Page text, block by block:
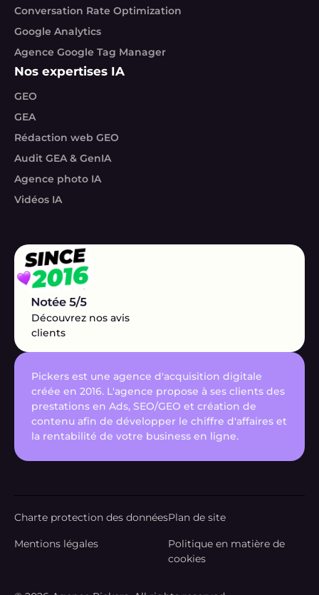
Conversation Rate Optimization
Google Analytics
Agence Google Tag Manager
Nos expertises IA
GEO
GEA
Rédaction web GEO
Audit GEA & GenIA
Agence photo IA
Vidéos IA
Découvrez nos avis
clients
Pickers est une agence d'acquisition digitale
créée en 2016. L'agence propose à ses clients des
prestations en Ads, SEO/GEO et création de
contenu afin de développer le chiffre d'affaires et
la rentabilité de votre business en ligne.
Charte protection des donnéesPlan de site
Mentions légales
Politique en matière de
cookies